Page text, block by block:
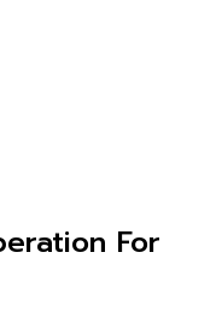
For